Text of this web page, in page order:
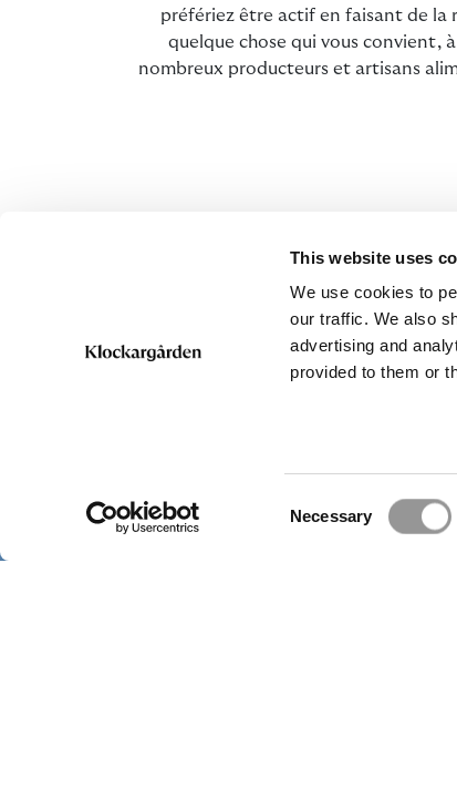
This website uses
We use cookies to
our traffic. We also
advertising and
provided to them or
Necessary
préfériez être actif en faisant de la
quelque chose qui vous convient,
nombreux producteurs et artisans
Lieux